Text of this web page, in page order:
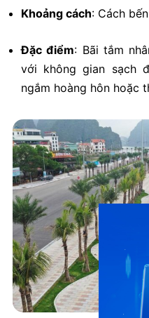
Khoảng cách: Cách
Đặc điểm: Bãi tắm
với không gian sạch
ngắm hoàng hôn hoặc